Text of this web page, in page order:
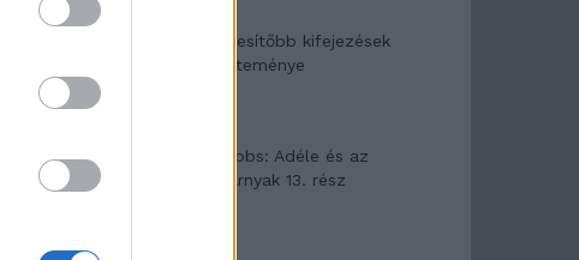
A legidegesítőbb kifejezések
laza gyűjteménye
Elyna Robbs: Adéle és az
örökölt árnyak 13. rész